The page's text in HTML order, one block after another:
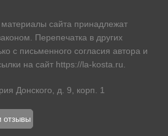
сайта принадлежат
Перепечатка в других
с письменного согласия автора и
на сайт https://la-kosta.ru
Донского, д. 9, корп. 1
отзывы